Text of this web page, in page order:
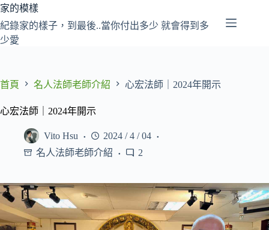
跳
至
主
容
家的模樣
紀錄家的樣子，到最後..當你付出多少 就會得到多
少愛
首頁 名人法師老師介紹 心宏法師｜2024年開示
心宏法師｜2024年開示
Vito Hsu
2024 / 4 / 04
名人法師老師介紹
2